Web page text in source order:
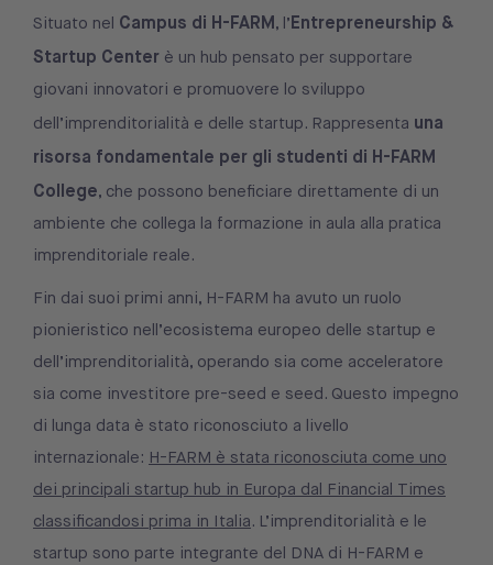
Situato nel Campus di H-FARM, l’Entrepreneurship &
Startup Center è un hub pensato per supportare
giovani innovatori e promuovere lo sviluppo
dell’imprenditorialità e delle startup. Rappresenta una
risorsa fondamentale per gli studenti di H-FARM
College, che possono beneficiare direttamente di un
ambiente che collega la formazione in aula alla pratica
imprenditoriale reale.
Fin dai suoi primi anni, H-FARM ha avuto un ruolo
pionieristico nell’ecosistema europeo delle startup e
dell’imprenditorialità, operando sia come acceleratore
sia come investitore pre-seed e seed. Questo impegno
di lunga data è stato riconosciuto a livello
internazionale: H-FARM è stata riconosciuta come uno
dei principali startup hub in Europa dal Financial Times
classificandosi prima in Italia. L’imprenditorialità e le
startup sono parte integrante del DNA di H-FARM e